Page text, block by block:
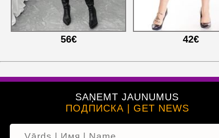
56€ 42€
SAŅEMT JAUNUMUS
ПОДПИСКА | GET NEWS